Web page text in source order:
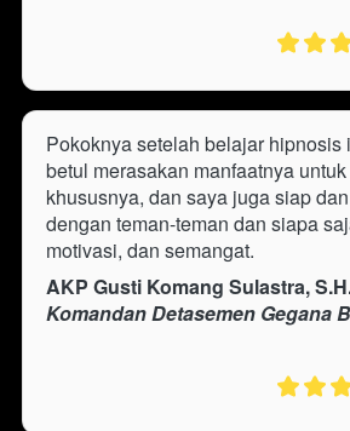
Pokoknya setelah belajar hipnosis
betul merasakan manfaatnya
khususnya, dan saya juga siap
dengan teman-teman dan siapa
motivasi, dan semangat.
AKP Gusti Komang Sulastra,
Komandan Detasemen Gegana